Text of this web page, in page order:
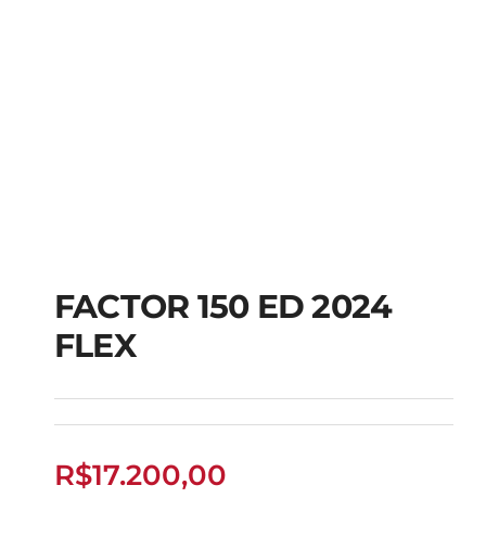
FLEX
FACTOR 150 ED 2024
FLEX
R$17.200,00